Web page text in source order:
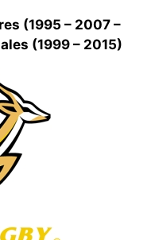
(1995 – 2007 –
(1999 – 2015)